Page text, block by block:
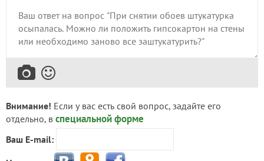
Внимание! Если у вас есть свой вопрос, задайте его
отдельно, в специальной форме
Ваш E-mail: